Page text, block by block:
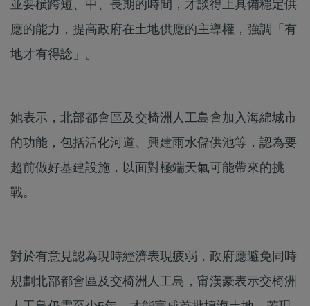
並要橫跨短、中、長期的時間，才談得上具備穩定供
應的能力，提高政府在土地供應的主導權，強調「有
地才有得諗」。
她表示，北部都會區及交椅洲人工島會加入海綿城市
的功能，包括活化河道、興建雨水儲供池等，認為要
超前做好基建設施，以面對極端天氣可能帶來的挑
戰。
對於有意見認為現時經濟表現疲弱，政府應避免同時
規劃北部都會區及交椅洲人工島，甯漢豪表示交椅洲